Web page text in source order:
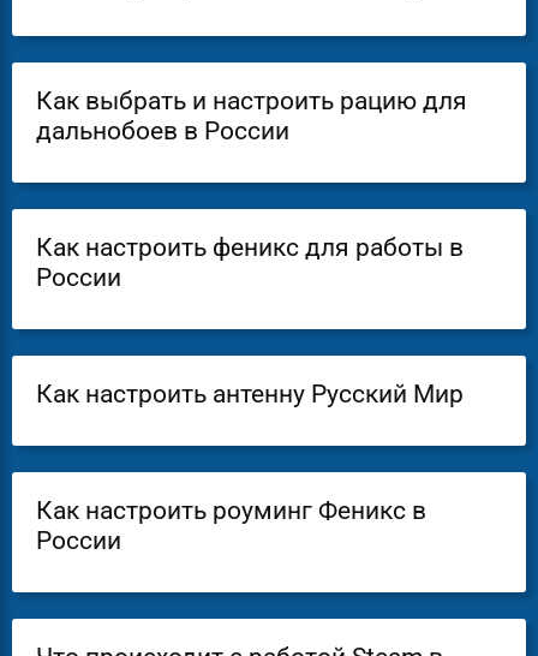
Как выбрать и настроить рацию для
дальнобоев в России
Как настроить феникс для работы в
России
Как настроить антенну Русский Мир
Как настроить роуминг Феникс в
России